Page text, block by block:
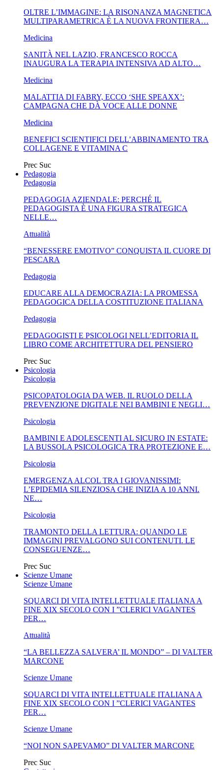
OLTRE L’IMMAGINE: LA RISONANZA MAGNETICA
MULTIPARAMETRICA È LA NUOVA FRONTIERA…
Medicina
SANITÀ NEL LAZIO, FRANCESCO ROCCA
INAUGURA LA TERAPIA INTENSIVA AD ALTO…
Medicina
MALATTIA DI FABRY, ECCO ‘SHE SPEAXX’:
CAMPAGNA CHE DÀ VOCE ALLE DONNE
Medicina
BENEFICI SCIENTIFICI DELL’ABBINAMENTO TRA
COLLAGENE E VITAMINA C
Prec Suc
Pedagogia
Pedagogia
PEDAGOGIA AZIENDALE: PERCHÉ IL
PEDAGOGISTA È UNA FIGURA STRATEGICA
NELLE…
Attualità
“BENESSERE EMOTIVO” CONQUISTA IL CUORE DI
PESCARA
Pedagogia
EDUCARE ALLA DEMOCRAZIA: LA PROMESSA
PEDAGOGICA DELLA COSTITUZIONE ITALIANA
Pedagogia
PEDAGOGISTI E PSICOLOGI NELL’EDITORIA IL
LIBRO COME ARCHITETTURA DEL PENSIERO
Prec Suc
Psicologia
Psicologia
PSICOPATOLOGIA DA WEB. IL RUOLO DELLA
PREVENZIONE DIGITALE NEI BAMBINI E NEGLI…
Psicologia
BAMBINI E ADOLESCENTI AL SICURO IN ESTATE:
LA BUSSOLA PSICOLOGICA TRA PROTEZIONE E…
Psicologia
EMERGENZA ALCOL TRA I GIOVANISSIMI:
L’EPIDEMIA SILENZIOSA CHE INIZIA A 10 ANNI.
NE…
Psicologia
TRAMONTO DELLA LETTURA: QUANDO LE
IMMAGINI PREVALGONO SUI CONTENUTI. LE
CONSEGUENZE…
Prec Suc
Scienze Umane
Scienze Umane
SQUARCI DI VITA INTELLETTUALE ITALIANA A
FINE XIX SECOLO CON I ”CLERICI VAGANTES
PER…
Attualità
“LA BELLEZZA SALVERA’ IL MONDO” – DI VALTER
MARCONE
Scienze Umane
SQUARCI DI VITA INTELLETTUALE ITALIANA A
FINE XIX SECOLO CON I ”CLERICI VAGANTES
PER…
Scienze Umane
“NOI NON SAPEVAMO” DI VALTER MARCONE
Prec Suc